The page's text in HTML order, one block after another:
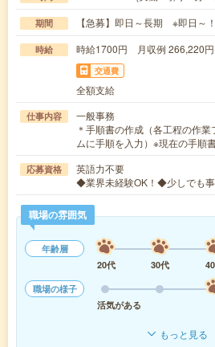
期間 【急募】即日～長期 ※即日～！
時給 時給1700円 月収例 266,220
交通費
全額支給
仕事内容
一般事務
＊手順書の作成（各工程の作
ムに手順を入力）※現在の手順
応募資格
英語力不要
◆業界未経験OK！◆少しでも
職場の雰囲気
年齢層
20代
30代
職場の様子
活気がある
もっと見る